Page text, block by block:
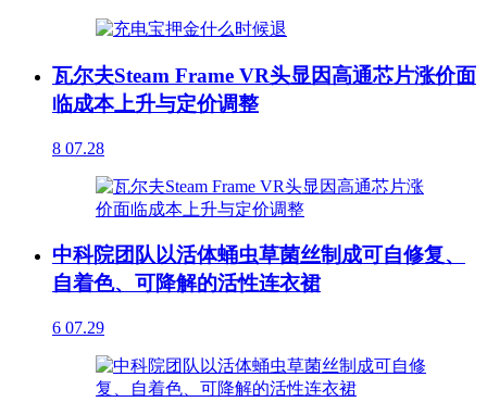
瓦尔夫Steam Frame VR头显因高通芯片涨价面
临成本上升与定价调整
8 07.28
中科院团队以活体蛹虫草菌丝制成可自修复、
自着色、可降解的活性连衣裙
6 07.29